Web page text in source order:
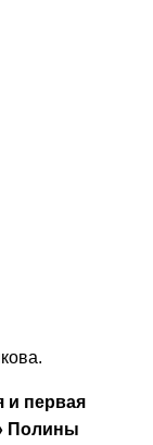
и первая
Полины